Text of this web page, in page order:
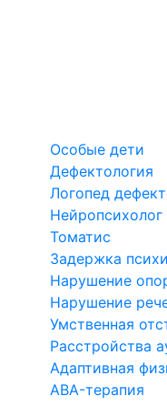
Особые дети
Дефектология
Логопед
Нейропсихолог
Томатис
Задержка
Нарушение
Нарушение
Умственная
Расстройства
Адаптивная
ABA-терапия